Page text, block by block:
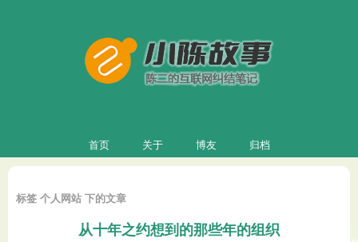
首页 关于 博友 归档
标签 个人网站 下的文章
从十年之约想到的那些年的组织